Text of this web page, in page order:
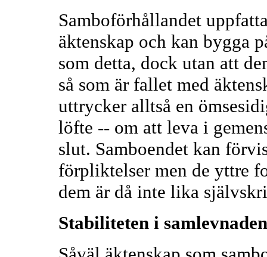
Samboförhållandet
äktenskap och kan bygga
som detta, dock utan att
så som är fallet med
uttrycker alltså en
löfte -- om att leva i
slut. Samboendet kan
förpliktelser men de yttre
dem är då inte lika
Stabiliteten i